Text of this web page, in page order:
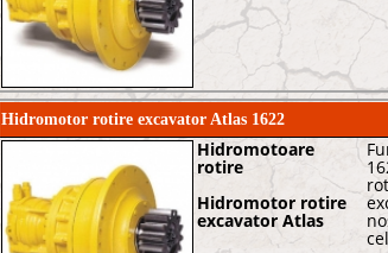
Hidromotor rotire excavator Atlas 1622
Hidromotoare
rotire
Hidromotor rotire
excavator Atlas